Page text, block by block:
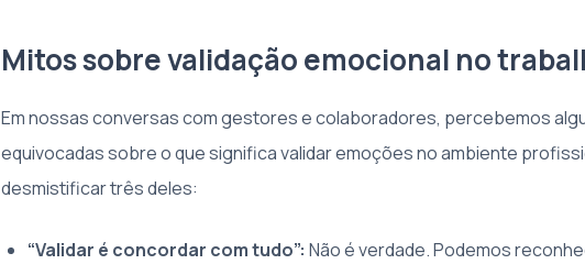
Mitos sobre validação emocional no
Em nossas conversas com gestores e colaboradores, percebemos
equivocadas sobre o que significa validar emoções no ambiente
desmistificar três deles:
“Validar é concordar com tudo”: Não é verdade. Podemos